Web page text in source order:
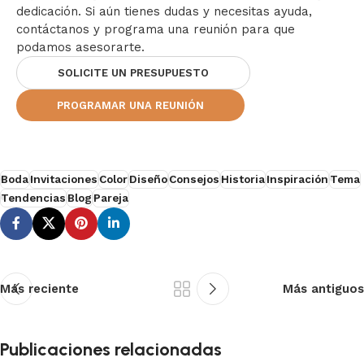
dedicación. Si aún tienes dudas y necesitas ayuda,
contáctanos y programa una reunión para que
podamos asesorarte.
SOLICITE UN PRESUPUESTO
PROGRAMAR UNA REUNIÓN
BodaInvitacionesColorDiseñoConsejosHistoriaInspiraciónTema
TendenciasBlogPareja
Más reciente Más antiguos
Publicaciones relacionadas